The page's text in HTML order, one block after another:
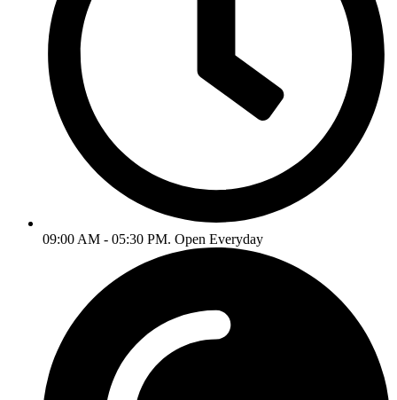
09:00 AM - 05:30 PM. Open Everyday